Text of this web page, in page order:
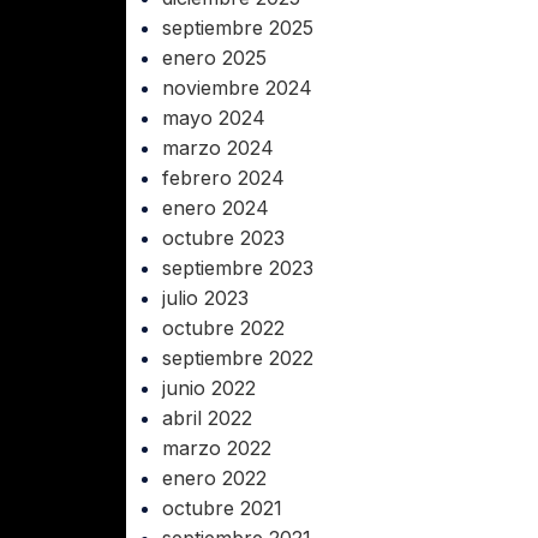
y Manguera
Jet
Recirculadoras
Motobombas
Accesorios y Conexiones para
Aparatos
Para Fregadero y Lavabo
Para Calentador
Para Lavadora y Secadora
Tanques y Cilindros para Gas
Reguladores
Tanques Estacionarios
Cilindros Portátiles
septiembre 2025
enero 2025
noviembre 2024
mayo 2024
marzo 2024
febrero 2024
enero 2024
octubre 2023
septiembre 2023
julio 2023
octubre 2022
septiembre 2022
junio 2022
abril 2022
marzo 2022
enero 2022
octubre 2021